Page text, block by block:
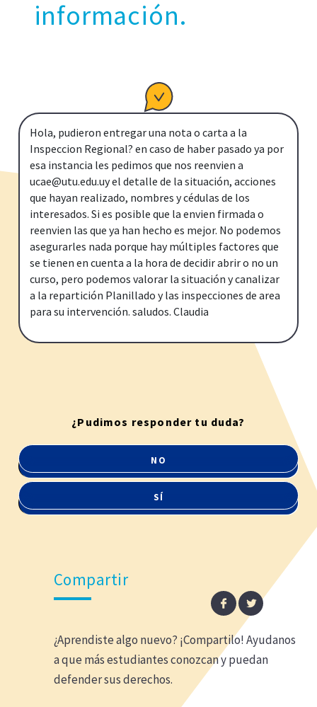
información.
Hola, pudieron entregar una nota o carta a la
Inspeccion Regional? en caso de haber pasado ya por
esa instancia les pedimos que nos reenvien a
ucae@utu.edu.uy el detalle de la situación, acciones
que hayan realizado, nombres y cédulas de los
interesados. Si es posible que la envien firmada o
reenvien las que ya han hecho es mejor. No podemos
asegurarles nada porque hay múltiples factores que
se tienen en cuenta a la hora de decidir abrir o no un
curso, pero podemos valorar la situación y canalizar
a la repartición Planillado y las inspecciones de area
para su intervención. saludos. Claudia
¿Pudimos responder tu duda?
NO
SÍ
Compartir
¿Aprendiste algo nuevo? ¡Compartilo! Ayudanos
a que más estudiantes conozcan y puedan
defender sus derechos.